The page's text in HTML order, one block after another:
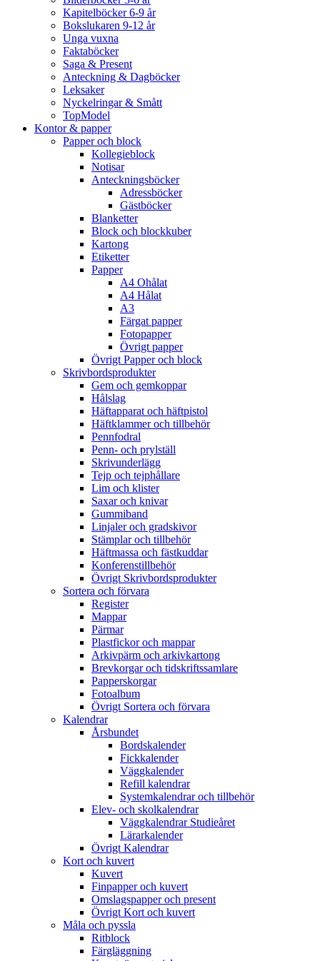
Kapitelböcker 6-9 år
Bokslukaren 9-12 år
Unga vuxna
Faktaböcker
Saga & Present
Anteckning & Dagböcker
Leksaker
Nyckelringar & Smått
TopModel
Kontor & papper
Papper och block
Kollegieblock
Notisar
Anteckningsböcker
Adressböcker
Gästböcker
Blanketter
Block och blockkuber
Kartong
Etiketter
Papper
A4 Ohålat
A4 Hålat
A3
Färgat papper
Fotopapper
Övrigt papper
Övrigt Papper och block
Skrivbordsprodukter
Gem och gemkoppar
Hålslag
Häftapparat och häftpistol
Häftklammer och tillbehör
Pennfodral
Penn- och prylställ
Skrivunderlägg
Tejp och tejphållare
Lim och klister
Saxar och knivar
Gummiband
Linjaler och gradskivor
Stämplar och tillbehör
Häftmassa och fästkuddar
Konferenstillbehör
Övrigt Skrivbordsprodukter
Sortera och förvara
Register
Mappar
Pärmar
Plastfickor och mappar
Arkivpärm och arkivkartong
Brevkorgar och tidskriftssamlare
Papperskorgar
Fotoalbum
Övrigt Sortera och förvara
Kalendrar
Årsbundet
Bordskalender
Fickkalender
Väggkalender
Refill kalendrar
Systemkalendrar och tillbehör
Elev- och skolkalendrar
Väggkalendrar Studieåret
Lärarkalender
Övrigt Kalendrar
Kort och kuvert
Kuvert
Finpapper och kuvert
Omslagspapper och present
Övrigt Kort och kuvert
Måla och pyssla
Ritblock
Färgläggning